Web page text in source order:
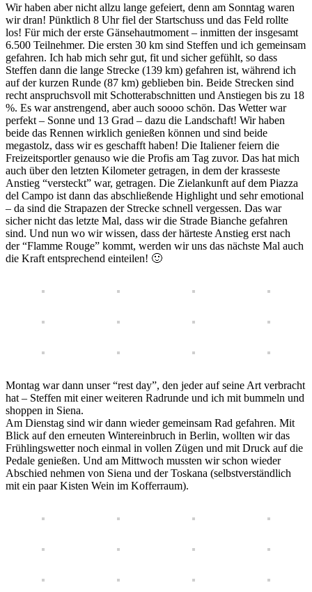
Wir haben aber nicht allzu lange gefeiert, denn am Sonntag waren
wir dran! Pünktlich 8 Uhr fiel der Startschuss und das Feld rollte
los! Für mich der erste Gänsehautmoment – inmitten der insgesamt
6.500 Teilnehmer. Die ersten 30 km sind Steffen und ich gemeinsam
gefahren. Ich hab mich sehr gut, fit und sicher gefühlt, so dass
Steffen dann die lange Strecke (139 km) gefahren ist, während ich
auf der kurzen Runde (87 km) geblieben bin. Beide Strecken sind
recht anspruchsvoll mit Schotterabschnitten und Anstiegen bis zu 18
%. Es war anstrengend, aber auch soooo schön. Das Wetter war
perfekt – Sonne und 13 Grad – dazu die Landschaft! Wir haben
beide das Rennen wirklich genießen können und sind beide
megastolz, dass wir es geschafft haben! Die Italiener feiern die
Freizeitsportler genauso wie die Profis am Tag zuvor. Das hat mich
auch über den letzten Kilometer getragen, in dem der krasseste
Anstieg “versteckt” war, getragen. Die Zielankunft auf dem Piazza
del Campo ist dann das abschließende Highlight und sehr emotional
– da sind die Strapazen der Strecke schnell vergessen. Das war
sicher nicht das letzte Mal, dass wir die Strade Bianche gefahren
sind. Und nun wo wir wissen, dass der härteste Anstieg erst nach
der “Flamme Rouge” kommt, werden wir uns das nächste Mal auch
die Kraft entsprechend einteilen! 🙂
Montag war dann unser “rest day”, den jeder auf seine Art verbracht
hat – Steffen mit einer weiteren Radrunde und ich mit bummeln und
shoppen in Siena.
Am Dienstag sind wir dann wieder gemeinsam Rad gefahren. Mit
Blick auf den erneuten Wintereinbruch in Berlin, wollten wir das
Frühlingswetter noch einmal in vollen Zügen und mit Druck auf die
Pedale genießen. Und am Mittwoch mussten wir schon wieder
Abschied nehmen von Siena und der Toskana (selbstverständlich
mit ein paar Kisten Wein im Kofferraum).